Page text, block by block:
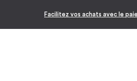
Facilitez vos achats avec le